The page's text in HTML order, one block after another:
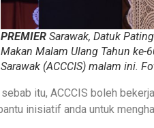
PREMIER Sarawak, Datuk
Makan Malam Ulang Tahun ke-
Sarawak (ACCCIS) malam ini.
sebab itu, ACCCIS boleh
inisiatif anda untuk